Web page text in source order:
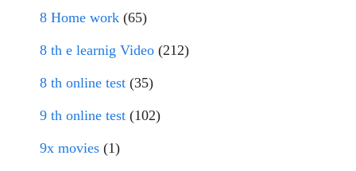
8 Home work (65)
8 th e learnig Video (212)
8 th online test (35)
9 th online test (102)
9x movies (1)